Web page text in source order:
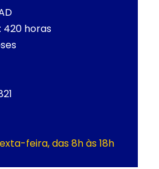
: 420 horas
feira, das 8h às 18h